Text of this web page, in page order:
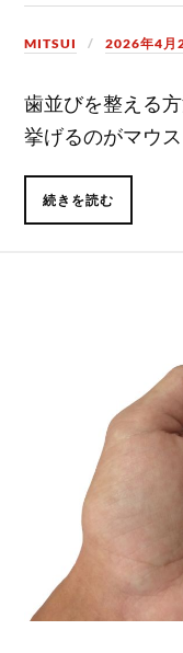
MITSUI 2026年4月
歯並びを整える
挙げるのがマウ
続きを読む